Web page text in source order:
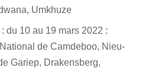
Umkhuze
du 10 au 19 mars 2022 :
de Camdeboo, Nieu-
Gariep, Drakensberg,